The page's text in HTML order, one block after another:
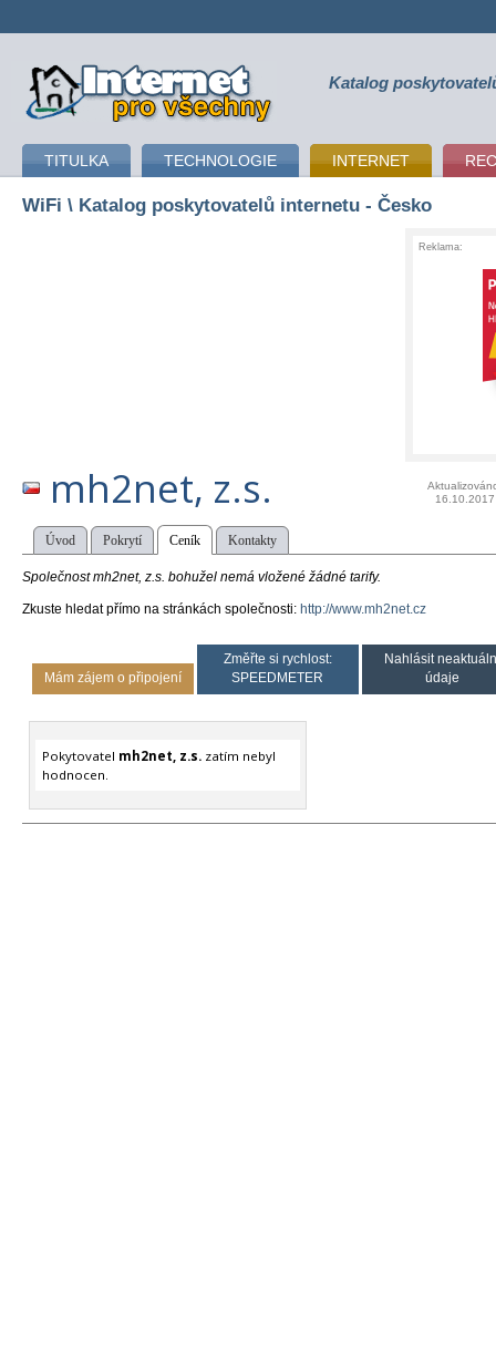
připojení k internetu Katalog
TITULKA TECHNOLOGIE INTERNET
WiFi \ Katalog poskytovatelů internetu - Česko
Reklama:
mh2net, z.s.
16.10.2017
Úvod Pokrytí Ceník Kontakty
Společnost mh2net, z.s. bohužel nemá vložené žádné tarify.
Zkuste hledat přímo na stránkách společnosti: http://www.mh2net.cz
Mám zájem o připojení
Změřte si rychlost:
SPEEDMETER
Nahlásit
údaje
Pokytovatel mh2net, z.s.zatím nebyl
hodnocen.